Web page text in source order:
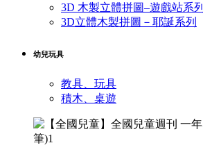
3D 木製立體拼圖–遊戲站系列
3D立體木製拼圖－耶誕系列
幼兒玩具
教具、玩具
積木、桌遊